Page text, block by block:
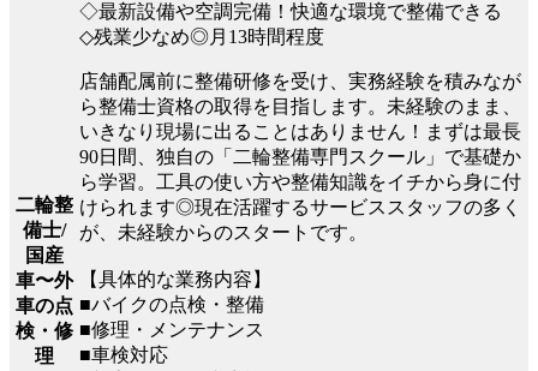
二輪整
備士/
国産
車〜外
車の点
検・修
理
◇最新設備や空調完備！快適な環境で整備できる
◇残業少なめ◎月13時間程度
店舗配属前に整備研修を受け、実務経験を積みなが
ら整備士資格の取得を目指します。未経験のまま、
いきなり現場に出ることはありません！まずは最長
90日間、独自の「二輪整備専門スクール」で基礎か
ら学習。工具の使い方や整備知識をイチから身に付
けられます◎現在活躍するサービススタッフの多く
が、未経験からのスタートです。
【具体的な業務内容】
■バイクの点検・整備
■修理・メンテナンス
■車検対応